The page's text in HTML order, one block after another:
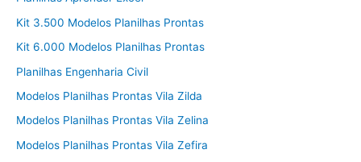
Kit 3.500 Modelos Planilhas Prontas
Kit 6.000 Modelos Planilhas Prontas
Planilhas Engenharia Civil
Modelos Planilhas Prontas Vila Zilda
Modelos Planilhas Prontas Vila Zelina
Modelos Planilhas Prontas Vila Zefira